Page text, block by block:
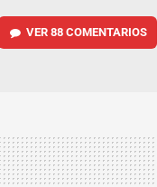
VER 88 COMENTARIOS